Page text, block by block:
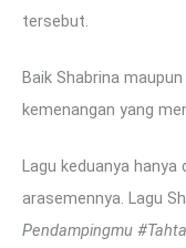
tersebut.
Baik Shabrina
kemenangan yang
Lagu keduanya hanya
arasemennya. Lagu
Pendampingmu